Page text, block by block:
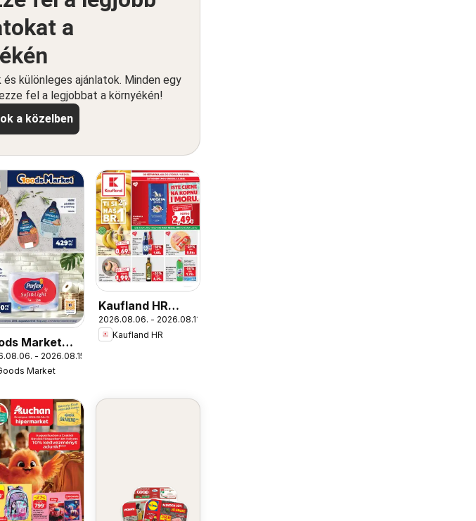
a
és különleges ajánlatok. Minden egy
fel a legjobbat a környékén!
a közelben
Market
újság
- 2026.08.15.
Market
Kaufland HR
akciós újság
2026.08.06. - 2026.08.11.
Kaufland HR